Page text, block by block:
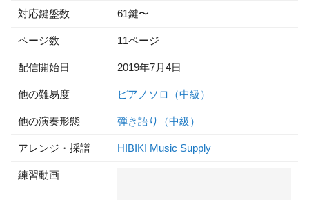
対応鍵盤数 61鍵〜
ページ数 11ページ
配信開始日 2019年7月4日
他の難易度 ピアノソロ（中級）
他の演奏形態 弾き語り（中級）
アレンジ・採譜 HIBIKI Music Supply
練習動画